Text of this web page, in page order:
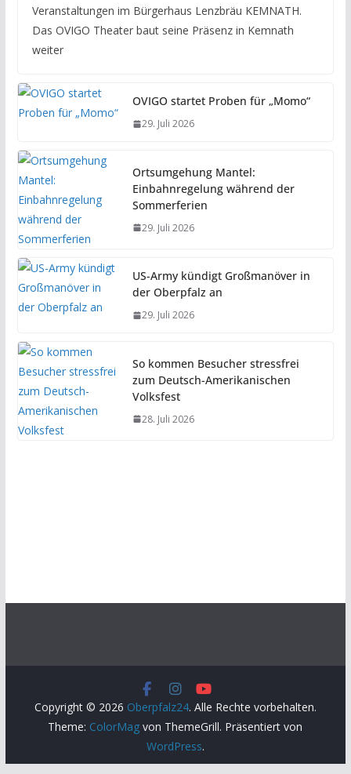
Veranstaltungen im Bürgerhaus Lenzbräu KEMNATH.
Das OVIGO Theater baut seine Präsenz in Kemnath
weiter
OVIGO startet Proben für „Momo“
29. Juli 2026
Ortsumgehung Mantel:
Einbahnregelung während der
Sommerferien
29. Juli 2026
US-Army kündigt Großmanöver in
der Oberpfalz an
29. Juli 2026
So kommen Besucher stressfrei
zum Deutsch-Amerikanischen
Volksfest
28. Juli 2026
Copyright © 2026 Oberpfalz24. Alle Rechte vorbehalten.
Theme: ColorMag von ThemeGrill. Präsentiert von
WordPress.